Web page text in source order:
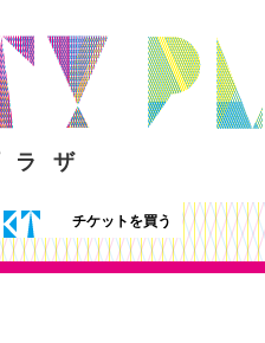
ラザ
チケットを買う